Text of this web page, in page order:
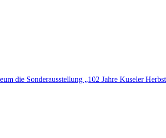
die Sonderausstellung „102 Jahre Kuseler